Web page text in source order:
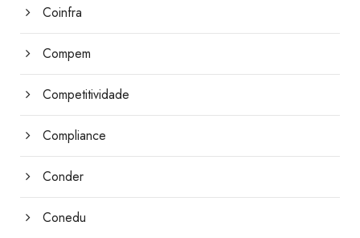
Coinfra
Compem
Competitividade
Compliance
Conder
Conedu